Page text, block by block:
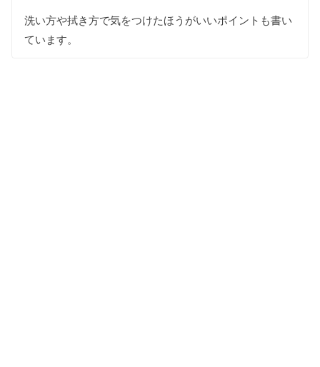
洗い方や拭き方で気をつけたほうがいいポイントも書い
ています。